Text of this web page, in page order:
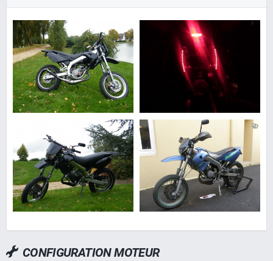
CONFIGURATION MOTEUR